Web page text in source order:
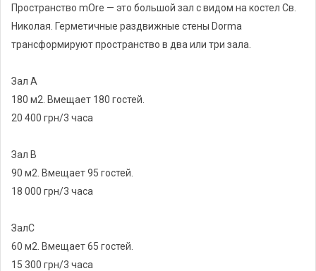
Пространство mOre — это большой зал с видом на костел Св.
Николая. Герметичные раздвижные стены Dorma
трансформируют пространство в два или три зала.
Зал А
180 м2. Вмещает 180 гостей.
20 400 грн/3 часа
Зал В
90 м2. Вмещает 95 гостей.
18 000 грн/3 часа
ЗалС
60 м2. Вмещает 65 гостей.
15 300 грн/3 часа